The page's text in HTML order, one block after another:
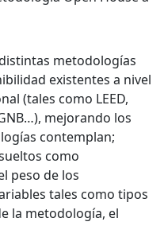
metodologías
existentes a nivel
(tales como LEED,
mejorando los
contemplan;
como
peso de los
tales como tipos
la metodología, el